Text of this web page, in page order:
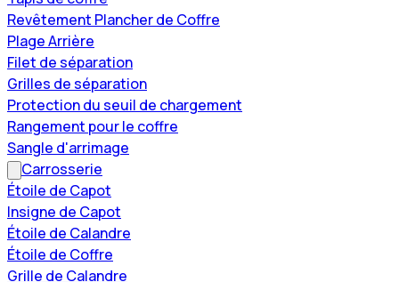
Revêtement Plancher de Coffre
Plage Arrière
Filet de séparation
Grilles de séparation
Protection du seuil de chargement
Rangement pour le coffre
Sangle d'arrimage
Carrosserie
Étoile de Capot
Insigne de Capot
Étoile de Calandre
Étoile de Coffre
Grille de Calandre